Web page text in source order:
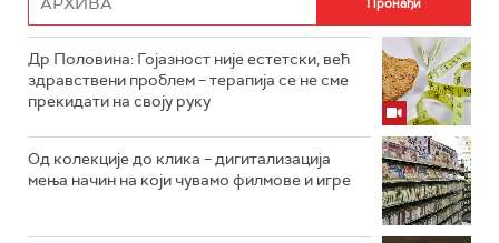
Др Половина: Гојазност није естетски, већ
здравствени проблем – терапија се не сме
прекидати на своју руку
Од колекције до клика – дигитализација
мења начин на који чувамо филмове и игре